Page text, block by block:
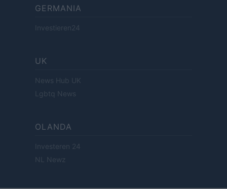
GERMANIA
Investieren24
UK
News Hub UK
Lgbtq News
OLANDA
Investeren 24
NL Newz